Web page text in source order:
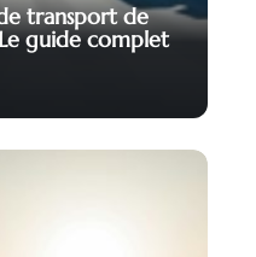
transport de
guide complet